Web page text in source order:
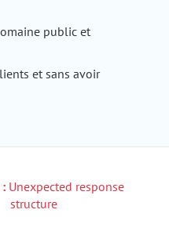
public et
et sans avoir
Unexpected response
structure